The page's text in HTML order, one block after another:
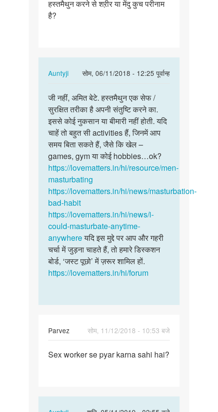
हस्तमैथुन
करने
हस्तमैथुन करने से शऱीर या मेंदु कुच परीनाम
है?
Auntyji
सोम, 06/11/2018 - 12:25 पूर्वान्ह
In
to
हस्तमैथुन
करने
से
शऱीर
या…
by
Amit
जी
नहीं,
अमित
बेटे…
जी नहीं, अमित बेटे. हस्तमैथुन एक सेफ /
सुरक्षित तरीका है अपनी संतुष्टि करने का.
इससे कोई नुकसान या बीमारी नहीं होती. यदि
चाहें तो बहुत सी activities हैं, जिनमें आप
समय बिता सकते हैं, जैसे कि खेल –
games, gym या कोई hobbies…ok?
https://lovematters.in/hi/resource/men-
masturbating
https://lovematters.in/hi/news/masturbation-
bad-habit
https://lovematters.in/hi/news/i-
could-masturbate-anytime-
anywhereयदि इस मुद्दे पर आप और गहरी
चर्चा में जुड़ना चाहते हैं, तो हमारे डिस्कशन
बोर्ड, ‘जस्ट पूछो’ में ज़रूर शामिल हों.
https://lovematters.in/hi/forum
Parvez
सोम, 11/12/2018 - 10:53 बजे
Sex
Sex worker se pyar karna sahi hai?